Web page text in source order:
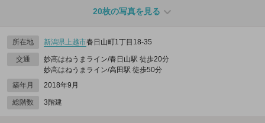
20枚の写真を見る
所在地 新潟県上越市春日山町1丁目18-35
交通
妙高はねうまライン/春日山駅 徒歩20分
妙高はねうまライン/高田駅 徒歩50分
築年月
2018年9月
総階数 3階建